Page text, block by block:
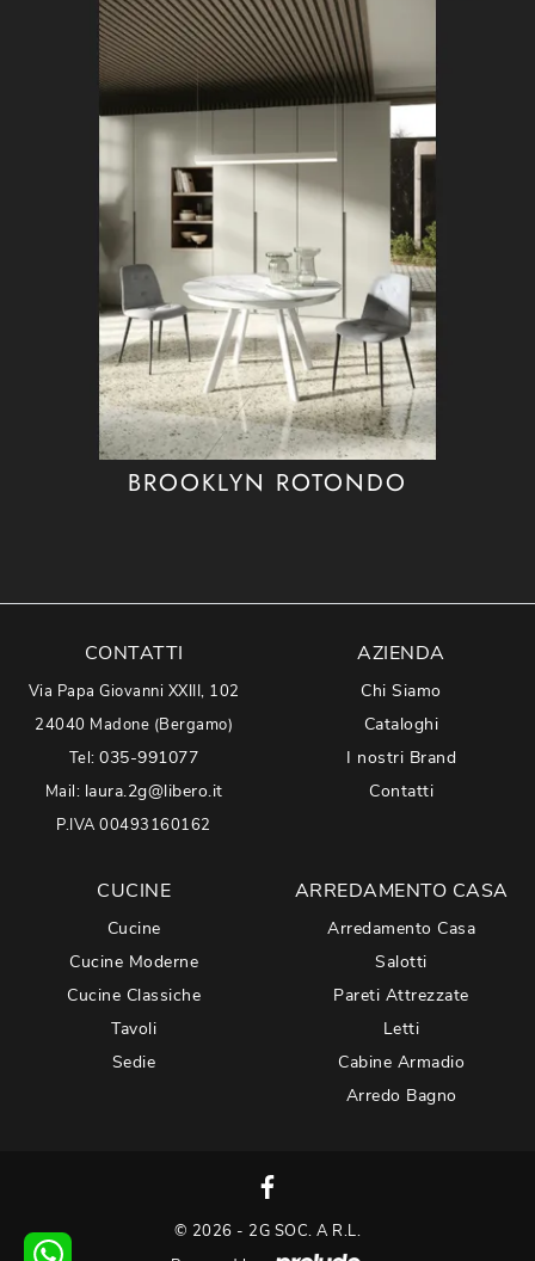
BROOKLYN ROTONDO
CONTATTI
Via Papa Giovanni XXIII, 102
24040 Madone (Bergamo)
Tel:035-991077
Mail: laura.2g@libero.it
P.IVA 00493160162
AZIENDA
Chi Siamo
Cataloghi
I nostri Brand
Contatti
CUCINE
Cucine
Cucine Moderne
Cucine Classiche
Tavoli
Sedie
ARREDAMENTO CASA
Arredamento Casa
Salotti
Pareti Attrezzate
Letti
Cabine Armadio
Arredo Bagno
© 2026 - 2G SOC. A R.L.